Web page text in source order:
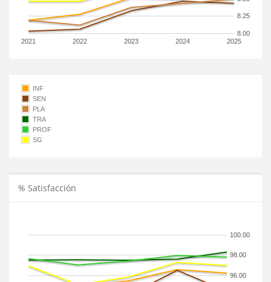
2021 2022 2023 2024 2025
8.00
8.25
INF
SEN
PLA
TRA
PROF
SG
% Satisfacción
96.00
98.00
100.00